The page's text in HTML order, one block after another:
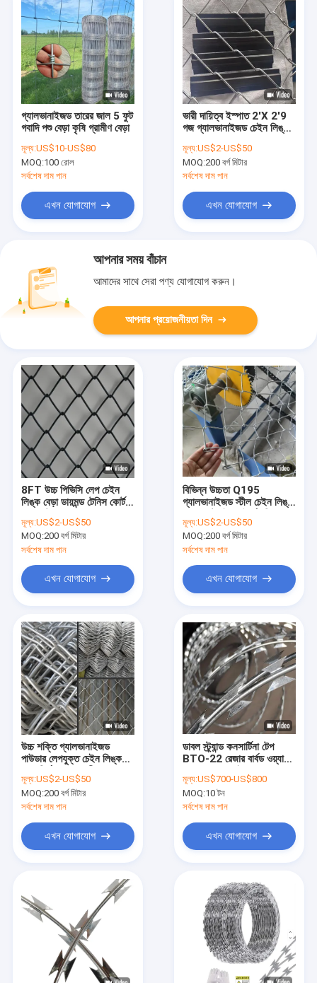
পণ্য
ভিআর শো
আমাদের সম্বন্ধে
গ্যালভানাইজড তারের জাল 5 ফুট
গবাদি পশু বেড়া কৃষি গ্রামীণ বেড়া
মূল্য:US$10-US$80
MOQ:100 রোল
সর্বশেষ দাম পান
এখন যোগাযোগ
ভারী দায়িত্ব ইস্পাত 2'X 2'9
গজ গ্যালভানাইজড চেইন লিঙ্ক
মূল্য:US$2-US$50
MOQ:200 বর্গ মিটার
সর্বশেষ দাম পান
এখন যোগাযোগ
আপনার সময় বাঁচান
আমাদের সাথে সেরা পণ্য যোগাযোগ করুন।
আপনার প্রয়োজনীয়তা দিন
8FT উচ্চ পিভিসি লেপ চেইন
লিঙ্ক বেড়া ডায়মন্ড টেনিস কোর্ট
মূল্য:US$2-US$50
MOQ:200 বর্গ মিটার
সর্বশেষ দাম পান
এখন যোগাযোগ
বিভিন্ন উচ্চতা Q195
গ্যালভানাইজড স্টীল চেইন লিঙ্ক
মূল্য:US$2-US$50
MOQ:200 বর্গ মিটার
সর্বশেষ দাম পান
এখন যোগাযোগ
উচ্চ শক্তি গ্যালভানাইজড
পাউডার লেপযুক্ত চেইন লিঙ্ক
মূল্য:US$2-US$50
MOQ:200 বর্গ মিটার
সর্বশেষ দাম পান
এখন যোগাযোগ
ডাবল স্ট্র্যান্ড কনসার্টিনা টেপ
BTO-22 রেজার বার্বড ওয়্যার
মূল্য:US$700-US$800
MOQ:10 টন
সর্বশেষ দাম পান
এখন যোগাযোগ